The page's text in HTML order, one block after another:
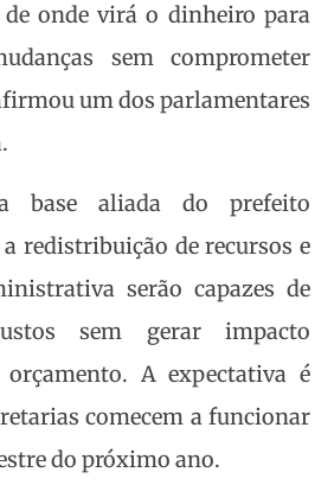
de onde virá o dinheiro para
sem comprometer
um dos parlamentares
base aliada do prefeito
redistribuição de recursos e
serão capazes de
sem gerar impacto
A expectativa é
comecem a funcionar
do próximo ano.